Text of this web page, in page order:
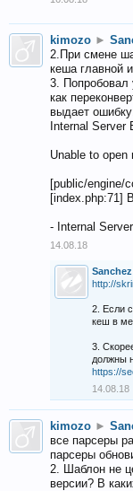
kimozo ►
2.При смене
кеша главной
3. Попробовал
как
выдает
Internal Server
Unable to open
[public/engine/
[index.php:71]
- Internal
14.08.18
Sanchez
http://
2. Если
кеш в
3.
должны
https://
14.08.18
kimozo ►
все парсеры
парсеры
2. Шаблон не
версии? В